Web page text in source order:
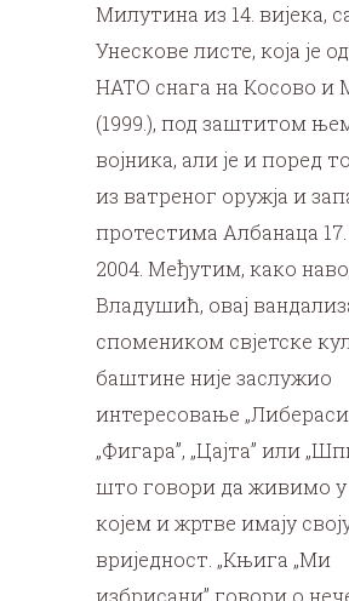
Милутина из 14. вијека,
Унескове листе, која је
НАТО снага на Косово и
(1999.), под заштитом
војника, али је и поред
из ватреног оружја и
протестима Албанаца
2004. Међутим, како
Владушић, овај
спомеником свјетске
баштине није заслужио
интересовање
„Фигара”, „Цајта” или
што говори да живимо у
којем и жртве имају
вриједност. „Књига „Ми
избрисани” говори о